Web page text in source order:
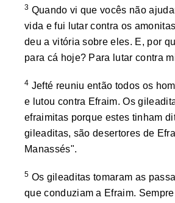
3 Quando vi que vocês não
vida e fui lutar contra os
deu a vitória sobre eles. E, por
para cá hoje? Para lutar contra
4 Jefté reuniu então todos os
e lutou contra Efraim. Os
efraimitas porque estes tinham
gileaditas, são desertores de
Manassés".
5 Os gileaditas tomaram as
que conduziam a Efraim.